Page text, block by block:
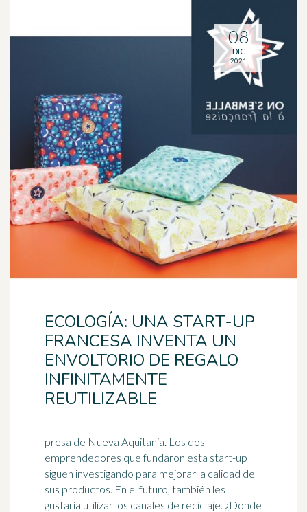
ECOLOGÍA: UNA START-UP
FRANCESA INVENTA UN
ENVOLTORIO DE REGALO
INFINITAMENTE
REUTILIZABLE
presa de Nueva Aquitania. Los dos
emprendedores que fundaron esta start-up
siguen investigando para mejorar la calidad de
sus productos. En el futuro, también les
gustaría utilizar los canales de reciclaje. ¿Dónde
08
DIC
2021